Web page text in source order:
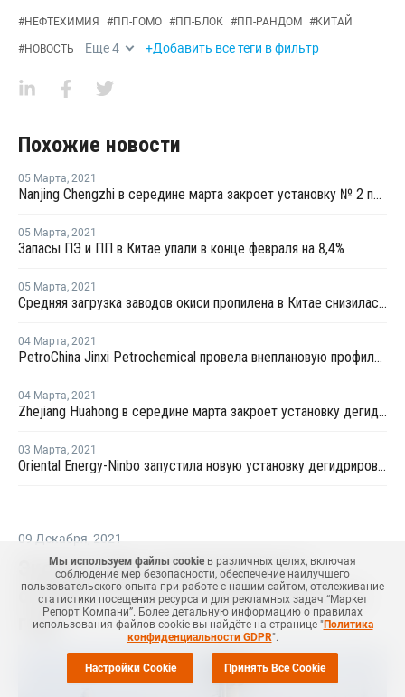
#НЕФТЕХИМИЯ #ПП-ГОМО #ПП-БЛОК #ПП-РАНДОМ #КИТАЙ
#НОВОСТЬ Еще4 +Добавить все теги в фильтр
Похожие новости
05 Марта, 2021
Nanjing Chengzhi в середине марта закроет установку № 2 по выпуску олефинов в Нанкине
05 Марта, 2021
Запасы ПЭ и ПП в Китае упали в конце февраля на 8,4%
05 Марта, 2021
Средняя загрузка заводов окиси пропилена в Китае снизилась в конце февраля на 2,3%
04 Марта, 2021
PetroChina Jinxi Petrochemical провела внеплановую профилактику на заводе ПП в Ляонине
04 Марта, 2021
Zhejiang Huahong в середине марта закроет установку дегидрирования пропана в Китае на плановый ремонт
03 Марта, 2021
Oriental Energy-Ninbo запустила новую установку дегидрирования пропана в Нинбо
09 Декабря, 2021
Экспорт ЭВА из Южной Кореи в
октябре остался на уровне прошлого
года
Мы используем файлы cookieв различных целях, включая
соблюдение мер безопасности, обеспечение наилучшего
пользовательского опыта при работе с нашим сайтом, отслеживание
статистики посещения ресурса и для рекламных задач “Маркет
Репорт Компани”. Более детальную информацию о правилах
использования файлов cookie вы найдёте на странице "Политика
конфиденциальности GDPR".
Настройки Cookie Принять Все Cookie